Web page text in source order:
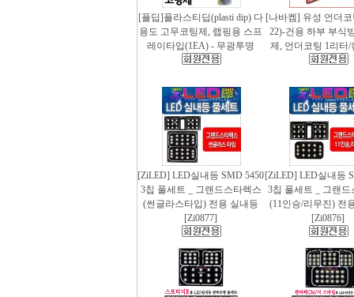
[플딥]플라스티딥(plasti dip) 다
용도 고무코팅제, 랩핑용 스프
레이타입(1EA) - 무광투명
[나바켐] 유성 언더
22)-건용 하부 부식
제, 언더코팅 1리터/
[ZiLED] LED실내등 SMD 5450
3칩 풀세트 _ 그랜드스타렉스
(썬글라스타입) 전용 실내등
[Zi0877]
[ZiLED] LED실내등
3칩 풀세트 _ 그랜드
(11인승/리무진) 전
[Zi0876]